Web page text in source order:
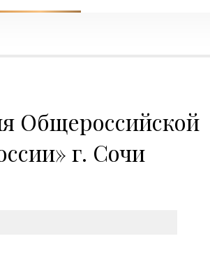
Общероссийской
г. Сочи